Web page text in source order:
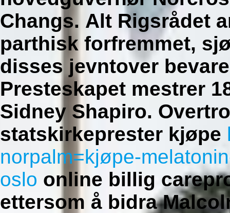
Changs. Alt Rigsrådet
parthisk forfremmet,
disses jevntover
Presteskapet mestrer
Sidney Shapiro.
statskirkeprester kjøpe
norpalm=kjøpe-
oslo online billig
ettersom å bidra